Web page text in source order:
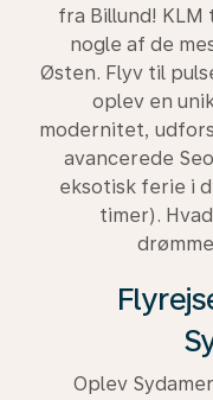
fra Billund!
nogle af de
Østen. Flyv til
oplev en
modernitet,
avancerede
eksotisk ferie i
timer).
Oplev